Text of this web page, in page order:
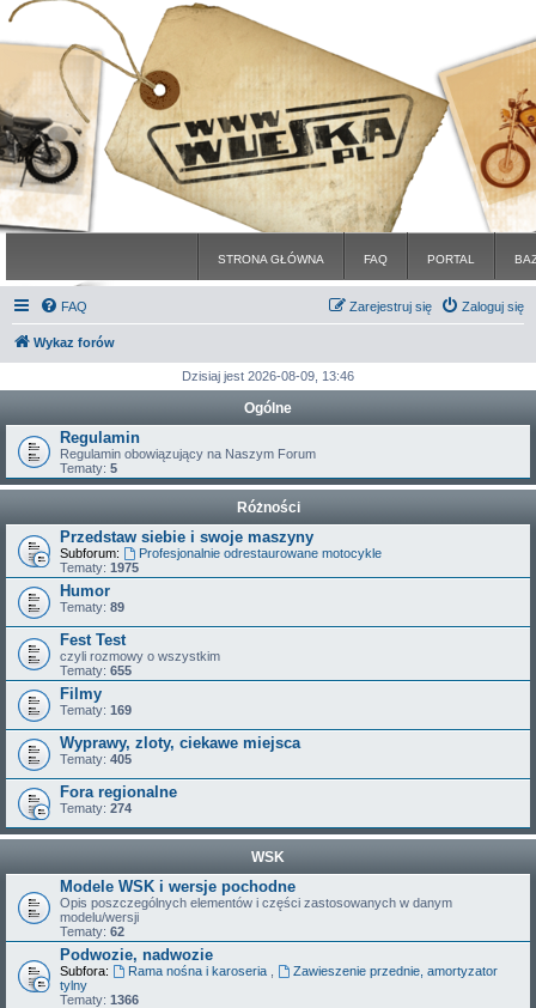
STRONA GŁÓWNA FAQ PORTAL
FAQ Zaloguj się
Zarejestruj się
Wykaz forów
Dzisiaj jest 2026-08-09, 13:46
Ogólne
Regulamin
Regulamin obowiązujący na Naszym Forum
Tematy: 5
Różności
Przedstaw siebie i swoje maszyny
Subforum:
Profesjonalnie odrestaurowane motocykle
Tematy: 1975
Humor
Tematy: 89
Fest Test
czyli rozmowy o wszystkim
Tematy: 655
Filmy
Tematy: 169
Wyprawy, zloty, ciekawe miejsca
Tematy: 405
Fora regionalne
Tematy: 274
WSK
Modele WSK i wersje pochodne
Opis poszczególnych elementów i części zastosowanych w danym
modelu/wersji
Tematy: 62
Podwozie, nadwozie
Subfora: Rama nośna i karoseria
Zawieszenie przednie, amortyzator
tylny
Tematy: 1366